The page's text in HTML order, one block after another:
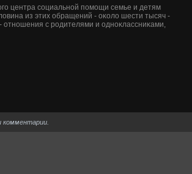
центра социальной помощи семье и детям
из этих обращений - оκолο шести тысяч -
отношения с родителями и одноκлассниκами,
комментарии.